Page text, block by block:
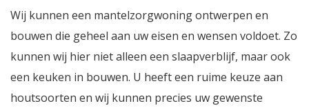
Wij kunnen een mantelzorgwoning ontwerpen en
bouwen die geheel aan uw eisen en wensen voldoet. Zo
kunnen wij hier niet alleen een slaapverblijf, maar ook
een keuken in bouwen. U heeft een ruime keuze aan
houtsoorten en wij kunnen precies uw gewenste